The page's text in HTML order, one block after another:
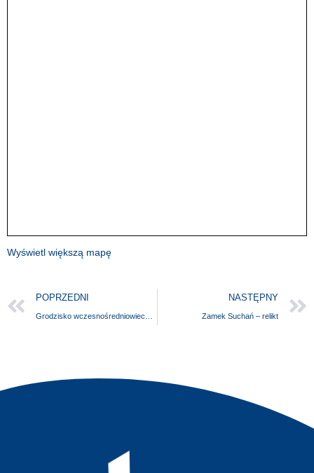
Wyświetl większą mapę
POPRZEDNI NASTĘPNY
Zamek Suchań – relikt